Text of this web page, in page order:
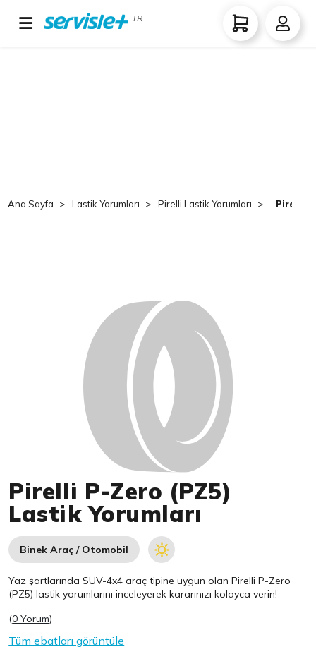
TR
Ana Sayfa Lastik Yorumları Pirelli Lastik Yorumları Pirelli
Pirelli P-Zero (PZ5)
Lastik Yorumları
Binek Araç / Otomobil
Yaz şartlarında SUV-4x4 araç tipine uygun olanPirelli P-Zero
(PZ5) lastik yorumlarını inceleyerek kararınızı kolayca verin!
(0 Yorum)
Tüm ebatları görüntüle